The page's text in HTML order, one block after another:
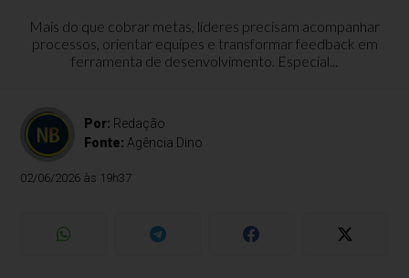
Mais do que cobrar metas, líderes precisam acompanhar
processos, orientar equipes e transformar feedback em
ferramenta de desenvolvimento. Especial...
Por: Redação
Fonte: Agência Dino
02/06/2026 às 19h37